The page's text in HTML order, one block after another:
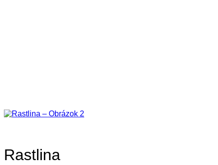
Rastlina